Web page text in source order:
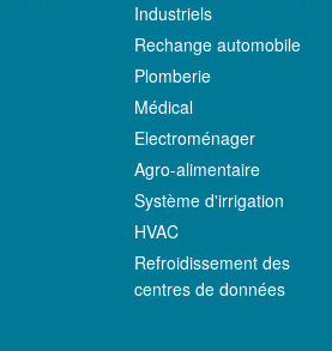
Industriels
Rechange automobile
Plomberie
Médical
Electroménager
Agro-alimentaire
Système d'irrigation
HVAC
Refroidissement des
centres de données